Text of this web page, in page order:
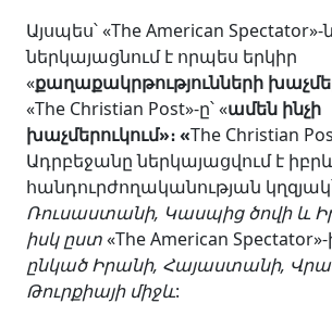
Այսպես՝ «The American
ներկայացնում է որպես երկիր
«քաղաքակրթությունների
«The Christian Post»-ը՝ «ամեն ինչի
խաչմերուկում»։ «The Christian
Ադրբեջանը ներկայացվում է
հանդուրժողականության
Ռուսաստանի, Կասպից ծովի և
իսկ ըստ«The American Spectator»-
ընկած Իրանի, Հայաստանի,
Թուրքիայի միջև: